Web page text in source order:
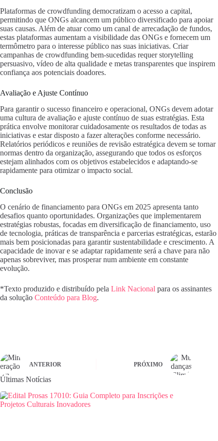
Plataformas de crowdfunding democratizam o acesso a capital,
permitindo que ONGs alcancem um público diversificado para apoiar
suas causas. Além de atuar como um canal de arrecadação de fundos,
estas plataformas aumentam a visibilidade das ONGs e fornecem um
termômetro para o interesse público nas suas iniciativas. Criar
campanhas de crowdfunding bem-sucedidas requer storytelling
persuasivo, vídeo de alta qualidade e metas transparentes que inspirem
confiança aos potenciais doadores.
Avaliação e Ajuste Contínuo
Para garantir o sucesso financeiro e operacional, ONGs devem adotar
uma cultura de avaliação e ajuste contínuo de suas estratégias. Esta
prática envolve monitorar cuidadosamente os resultados de todas as
iniciativas e estar disposto a fazer alterações conforme necessário.
Relatórios periódicos e reuniões de revisão estratégica devem se tornar
normas dentro da organização, assegurando que todos os esforços
estejam alinhados com os objetivos estabelecidos e adaptando-se
rapidamente para otimizar o impacto social.
Conclusão
O cenário de financiamento para ONGs em 2025 apresenta tanto
desafios quanto oportunidades. Organizações que implementarem
estratégias robustas, focadas em diversificação de financiamento, uso
de tecnologia, práticas de transparência e parcerias estratégicas, estarão
mais bem posicionadas para garantir sustentabilidade e crescimento. A
capacidade de inovar e se adaptar rapidamente será a chave para não
apenas sobreviver, mas prosperar num ambiente em constante
evolução.
*Texto produzido e distribuído pela Link Nacional para os assinantes
da solução Conteúdo para Blog.
ANTERIOR PRÓXIMO
Últimas Notícias